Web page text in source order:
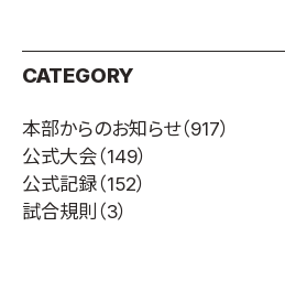
日本語
CATEGORY
本部からのお知らせ（917）
公式大会（149）
公式記録（152）
試合規則 （3）